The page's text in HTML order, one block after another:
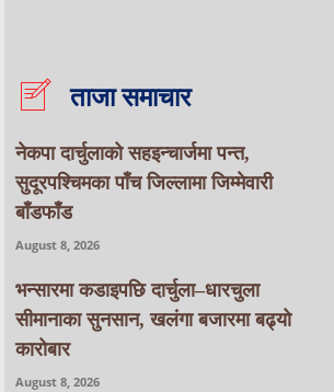
ताजा समाचार
नेकपा दार्चुलाको सहइन्चार्जमा पन्त,
सुदूरपश्चिमका पाँच जिल्लामा जिम्मेवारी
बाँडफाँड
August 8, 2026
भन्सारमा कडाइपछि दार्चुला–धारचुला
सीमानाका सुनसान, खलंगा बजारमा बढ्यो
कारोबार
August 8, 2026